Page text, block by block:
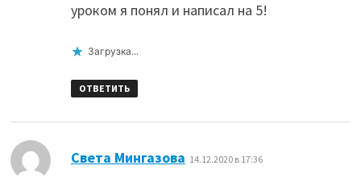
уроком я понял и написал на 5!
Загрузка...
ОТВЕТИТЬ
Света Мингазова 14.12.2020 в 17:36